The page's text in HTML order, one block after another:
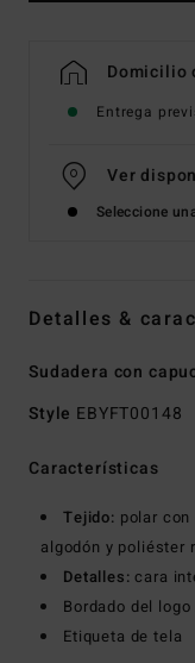
Domicilio
Entrega
Ver
Seleccione
Detalles &
Sudadera con
Style EBYFT00148
Características
Tejido: polar
algodón y poliéster
Detalles: cara
Bordado del
Etiqueta de tela